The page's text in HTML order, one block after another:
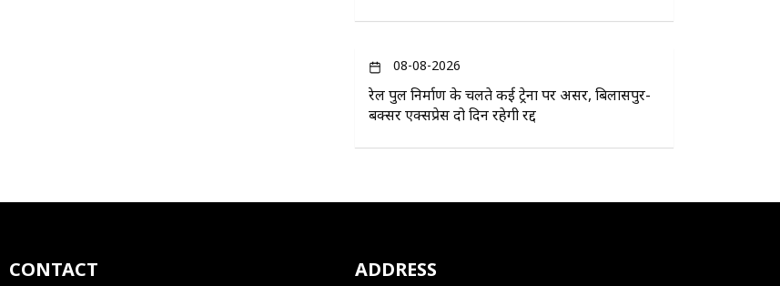
08-08-2026
रेल पुल निर्माण के चलते कई ट्रेनों पर असर, बिलासपुर-
बक्सर एक्सप्रेस दो दिन रहेगी रद्द
CONTACT ADDRESS